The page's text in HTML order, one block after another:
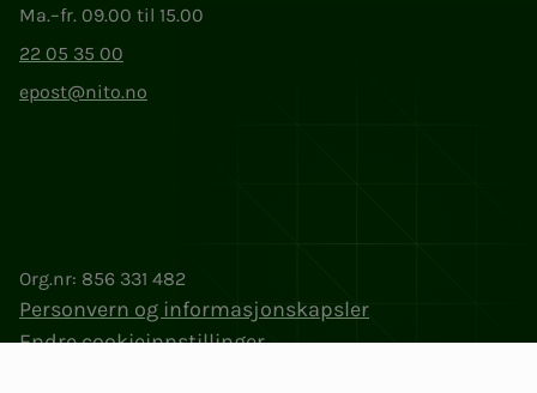
Ma.–fr. 09.00 til 15.00
22 05 35 00
epost@nito.no
Org.nr: 856 331 482
Personvern og informasjonskapsler
Endre cookieinnstillinger